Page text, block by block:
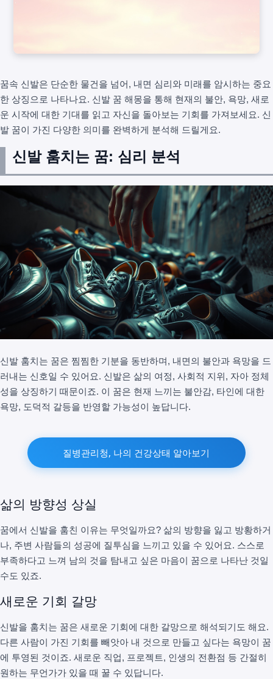
꿈속 신발은 단순한 물건을 넘어, 내면 심리와 미래를 암시하는 중요
한 상징으로 나타나요. 신발 꿈 해몽을 통해 현재의 불안, 욕망, 새로
운 시작에 대한 기대를 읽고 자신을 돌아보는 기회를 가져보세요. 신
발 꿈이 가진 다양한 의미를 완벽하게 분석해 드릴게요.
신발 훔치는 꿈: 심리 분석
신발 훔치는 꿈은 찜찜한 기분을 동반하며, 내면의 불안과 욕망을 드
러내는 신호일 수 있어요. 신발은 삶의 여정, 사회적 지위, 자아 정체
성을 상징하기 때문이죠. 이 꿈은 현재 느끼는 불안감, 타인에 대한
욕망, 도덕적 갈등을 반영할 가능성이 높답니다.
질병관리청, 나의 건강상태 알아보기
삶의 방향성 상실
꿈에서 신발을 훔친 이유는 무엇일까요? 삶의 방향을 잃고 방황하거
나, 주변 사람들의 성공에 질투심을 느끼고 있을 수 있어요. 스스로
부족하다고 느껴 남의 것을 탐내고 싶은 마음이 꿈으로 나타난 것일
수도 있죠.
새로운 기회 갈망
신발을 훔치는 꿈은 새로운 기회에 대한 갈망으로 해석되기도 해요.
다른 사람이 가진 기회를 빼앗아 내 것으로 만들고 싶다는 욕망이 꿈
에 투영된 것이죠. 새로운 직업, 프로젝트, 인생의 전환점 등 간절히
원하는 무언가가 있을 때 꿀 수 있답니다.